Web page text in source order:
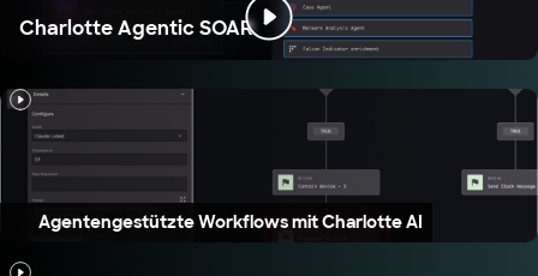
Charlotte Agentic SOAR
Agentengestützte Workflows mit Charlotte AI